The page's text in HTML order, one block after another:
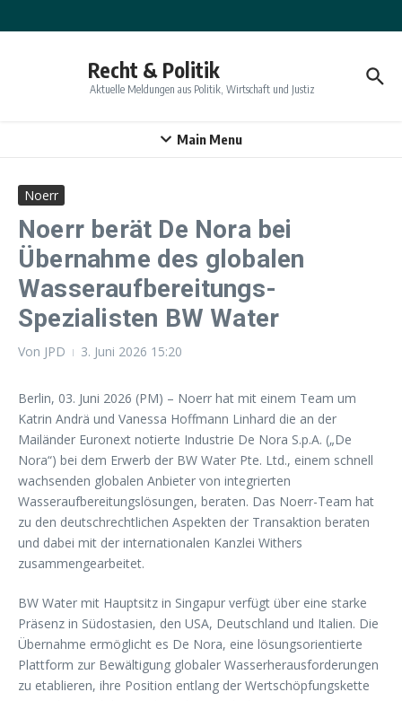
Recht & Politik
Aktuelle Meldungen aus Politik, Wirtschaft und Justiz
Main Menu
Noerr
Noerr berät De Nora bei
Übernahme des globalen
Wasseraufbereitungs-
Spezialisten BW Water
Von JPD 3. Juni 2026 15:20
Berlin, 03. Juni 2026 (PM) – Noerr hat mit einem Team um
Katrin Andrä und Vanessa Hoffmann Linhard die an der
Mailänder Euronext notierte Industrie De Nora S.p.A. („De
Nora“) bei dem Erwerb der BW Water Pte. Ltd., einem schnell
wachsenden globalen Anbieter von integrierten
Wasseraufbereitungslösungen, beraten. Das Noerr-Team hat
zu den deutschrechtlichen Aspekten der Transaktion beraten
und dabei mit der internationalen Kanzlei Withers
zusammengearbeitet.
BW Water mit Hauptsitz in Singapur verfügt über eine starke
Präsenz in Südostasien, den USA, Deutschland und Italien. Die
Übernahme ermöglicht es De Nora, eine lösungsorientierte
Plattform zur Bewältigung globaler Wasserherausforderungen
zu etablieren, ihre Position entlang der Wertschöpfungskette